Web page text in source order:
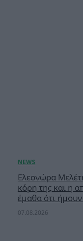
Ελεονώρα
κόρη της και η
έμαθα ότι
07.08.2026